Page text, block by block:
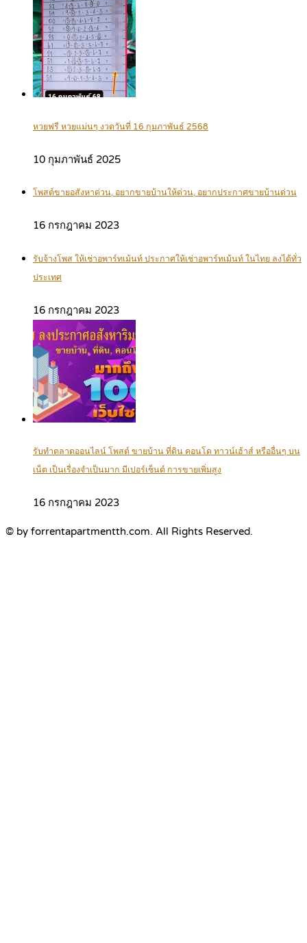
หวยฟรี หวยแม่นๆ งวดวันที่ 16 กุมภาพันธ์ 2568
10 กุมภาพันธ์ 2025
โพสต์ขายอสังหาด่วน, อยากขายบ้านให้ด่วน, อยากประกาศขายบ้านด่วน
16 กรกฎาคม 2023
รับจ้างโพส ให้เช่าอพาร์ทเม้นท์ ประกาศให้เช่าอพาร์ทเม้นท์ ในไทย ลงได้ทั่ว
ประเทศ
16 กรกฎาคม 2023
รับทำตลาดออนไลน์ โพสต์ ขายบ้าน ที่ดิน คอนโด ทาวน์เฮ้าส์ หรืออื่นๆ บน
เน็ต เป็นเรื่องจำเป็นมาก มีเปอร์เซ็นต์ การขายเพิ่มสูง
16 กรกฎาคม 2023
© by forrentapartmentth.com. All Rights Reserved.